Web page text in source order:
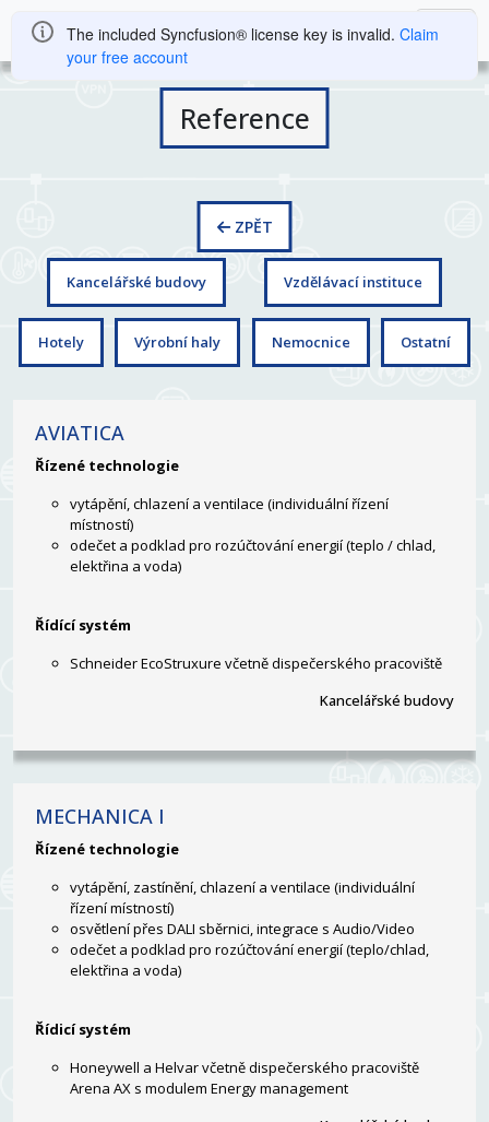
Reference
ZPĚT
Kancelářské budovy Vzdělávací instituce
Hotely Výrobní haly Nemocnice Ostatní
AVIATICA
Řízené technologie
vytápění, chlazení a ventilace (individuální řízení
místností)
odečet a podklad pro rozúčtování energií (teplo / chlad,
elektřina a voda)
Řídící systém
Schneider EcoStruxure včetně dispečerského pracoviště
Kancelářské budovy
MECHANICA I
Řízené technologie
vytápění, zastínění, chlazení a ventilace (individuální
řízení místností)
osvětlení přes DALI sběrnici, integrace s Audio/Video
odečet a podklad pro rozúčtování energií (teplo/chlad,
elektřina a voda)
Řídicí systém
Honeywell a Helvar včetně dispečerského pracoviště
Arena AX s modulem Energy management
The included Syncfusion® license key is invalid. Claim
your free account